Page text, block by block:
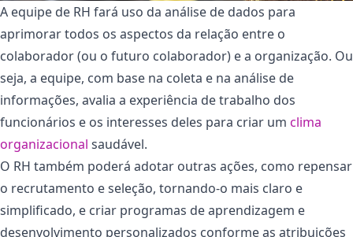
A equipe de RH fará uso da análise de dados para
aprimorar todos os aspectos da relação entre o
colaborador (ou o futuro colaborador) e a organização. Ou
seja, a equipe, com base na coleta e na análise de
informações, avalia a experiência de trabalho dos
funcionários e os interesses deles para criar um clima
organizacional saudável.
O RH também poderá adotar outras ações, como repensar
o recrutamento e seleção, tornando-o mais claro e
simplificado, e criar programas de aprendizagem e
desenvolvimento personalizados conforme as atribuições